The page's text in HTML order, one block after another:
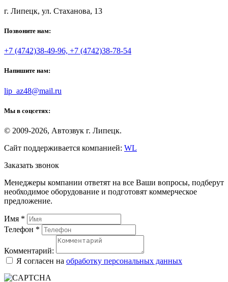
г. Липецк, ул. Стаханова, 13
Позвоните нам:
+7 (4742)38-49-96, +7 (4742)38-78-54
Напишите нам:
lip_az48@mail.ru
Мы в соцсетях:
© 2009-2026, Автозвук г. Липецк.
Сайт поддерживается компанией: WL
Заказать звонок
Менеджеры компании ответят на все Ваши вопросы, подберут
необходимое оборудование и подготовят коммерческое
предложение.
Имя *
Телефон *
Комментарий:
Я согласен на обработку персональных данных